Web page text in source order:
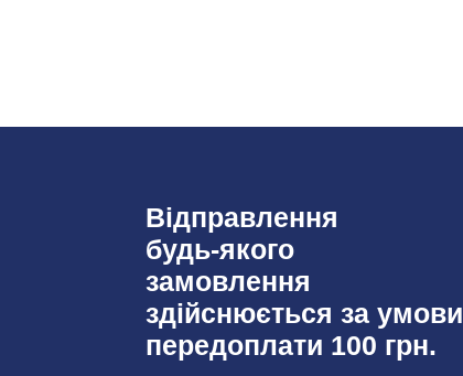
Відправлення
будь-якого
замовлення
здійснюється за умови
передоплати 100 грн.